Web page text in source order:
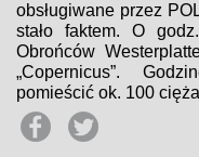
obsługiwane przez
stało faktem. O
Obrońców
„Copernicus”.
pomieścić ok. 100